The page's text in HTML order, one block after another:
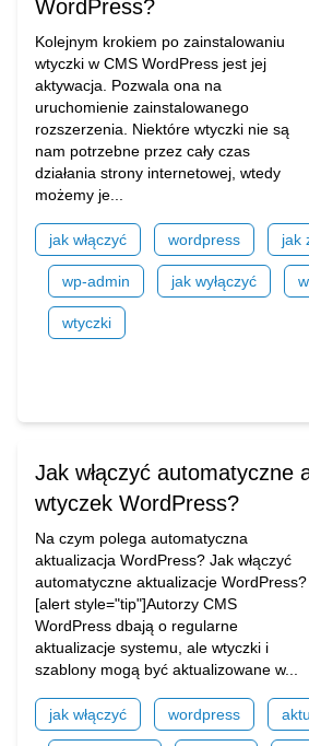
WordPress?
Kolejnym krokiem po zainstalowaniu
wtyczki w CMS WordPress jest jej
aktywacja. Pozwala ona na
uruchomienie zainstalowanego
rozszerzenia. Niektóre wtyczki nie są
nam potrzebne przez cały czas
działania strony internetowej, wtedy
możemy je...
jak włączyć wordpress jak
wp-admin jak wyłączyć
wtyczki
Jak włączyć automatyczne
wtyczek WordPress?
Na czym polega automatyczna
aktualizacja WordPress? Jak włączyć
automatyczne aktualizacje WordPress?
[alert style="tip"]Autorzy CMS
WordPress dbają o regularne
aktualizacje systemu, ale wtyczki i
szablony mogą być aktualizowane w...
jak włączyć wordpress